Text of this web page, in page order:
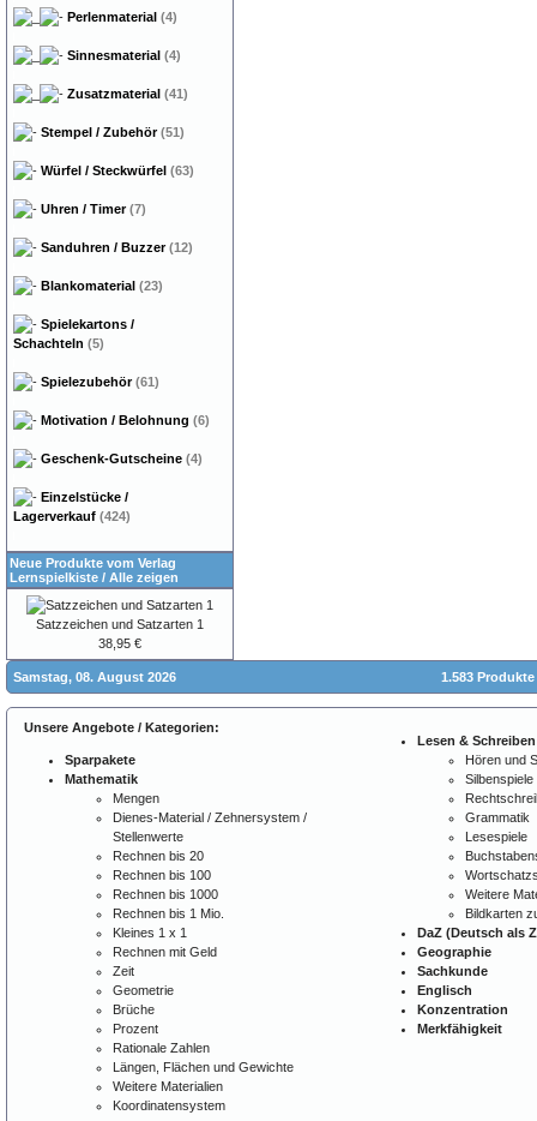
Perlenmaterial (4)
Sinnesmaterial (4)
Zusatzmaterial (41)
Stempel / Zubehör(51)
Würfel / Steckwürfel (63)
Uhren / Timer(7)
Sanduhren / Buzzer(12)
Blankomaterial (23)
Spielekartons /
Schachteln (5)
Spielezubehör(61)
Motivation / Belohnung (6)
Geschenk-Gutscheine (4)
Einzelstücke /
Lagerverkauf (424)
Neue Produkte vom Verlag
Lernspielkiste / Alle zeigen
Satzzeichen und Satzarten 1
38,95 €
Samstag, 08. August 2026 1.583
Unsere Angebote / Kategorien:
Sparpakete
Mathematik
Mengen
Dienes-Material / Zehnersystem /
Stellenwerte
Rechnen bis 20
Rechnen bis 100
Rechnen bis 1000
Rechnen bis 1 Mio.
Kleines 1 x 1
Rechnen mit Geld
Zeit
Geometrie
Brüche
Prozent
Rationale Zahlen
Längen, Flächen und Gewichte
Weitere Materialien
Koordinatensystem
Lesen & Schreiben
Hören und
Silbenspiele
Grammatik
Lesespiele
Weitere
Bildkarten
DaZ (Deutsch als
Geographie
Sachkunde
Englisch
Konzentration
Merkfähigkeit